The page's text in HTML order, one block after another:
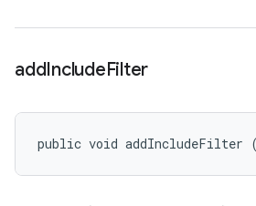
addIncludeFilter
public void